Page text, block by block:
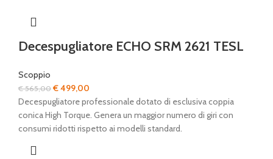
Decespugliatore ECHO SRM 2621 TESL
Scoppio
€565,00Il
prezzo
originale
era:
€499,00
prezzo
attuale
è:
Decespugliatore professionale dotato di esclusiva coppia
conica High Torque. Genera un maggior numero di giri con
consumi ridotti rispetto ai modelli standard.